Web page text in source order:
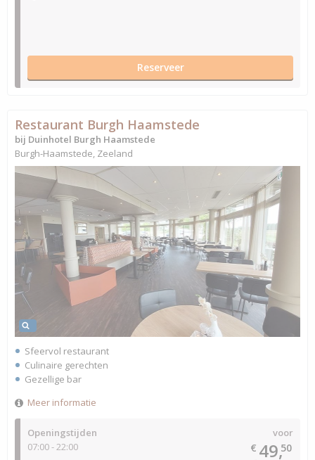
Reserveer
Openingstijden
07:00 - 22:00
voor
€ 49,50
Restaurant Burgh Haamstede
bij Duinhotel Burgh Haamstede
Burgh-Haamstede, Zeeland
Sfeervol restaurant
Culinaire gerechten
Gezellige bar
Meer informatie